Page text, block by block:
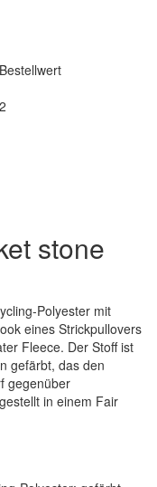
stone
Polyester mit
eines Strickpullovers
Fleece. Der Stoff ist
gefärbt, das den
gegenüber
in einem Fair